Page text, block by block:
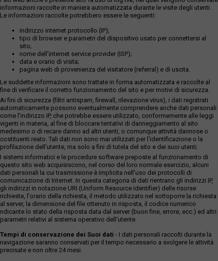
informazioni raccolte in maniera automatizzata durante le visite degli utenti.
Le informazioni raccolte potrebbero essere le seguenti:
indirizzo internet protocollo (IP);
tipo di browser e parametri del dispositivo usato per connettersi al
sito;
nome dell'internet service provider (ISP);
data e orario di visita;
pagina web di provenienza del visitatore (referral) e di uscita.
Le suddette informazioni sono trattate in forma automatizzata e raccolte al
fine di verificare il corretto funzionamento del sito e per motivi di sicurezza.
Ai fini di sicurezza (filtri antispam, firewall, rilevazione virus), i dati registrati
automaticamente possono eventualmente comprendere anche dati personali
come l'indirizzo IP, che potrebbe essere utilizzato, conformemente alle leggi
vigenti in materia, al fine di bloccare tentativi di danneggiamento al sito
medesimo o di recare danno ad altri utenti, o comunque attività dannose o
costituenti reato. Tali dati non sono mai utilizzati per l'identificazione o la
profilazione dell'utente, ma solo a fini di tutela del sito e dei suoi utenti.
I sistemi informatici e le procedure software preposte al funzionamento di
questo sito web acquisiscono, nel corso del loro normale esercizio, alcuni
dati personali la cui trasmissione è implicita nell'uso dei protocolli di
comunicazione di Internet. In questa categoria di dati rientrano gli indirizzi IP,
gli indirizzi in notazione URI (Uniform Resource Identifier) delle risorse
richieste, l'orario della richiesta, il metodo utilizzato nel sottoporre la richiesta
al server, la dimensione del file ottenuto in risposta, il codice numerico
ndicante lo stato della risposta data dal server (buon fine, errore, ecc.) ed altri
parametri relativi al sistema operativo dell'utente.
Tempi di conservazione dei Suoi dati - I dati personali raccolti durante la
navigazione saranno conservati per il tempo necessario a svolgere le attività
precisate e non oltre 24 mesi.